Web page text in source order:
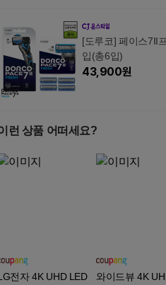
[도루코] 페이스7II
입(총6입)
43,900원
런 상품 어떠세요?
전자 4K UHD LED
와이드뷰 4K